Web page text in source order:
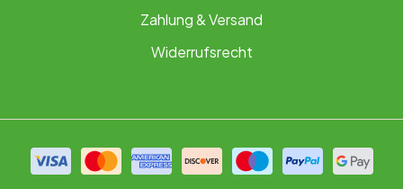
Zahlung & Versand
Widerrufsrecht